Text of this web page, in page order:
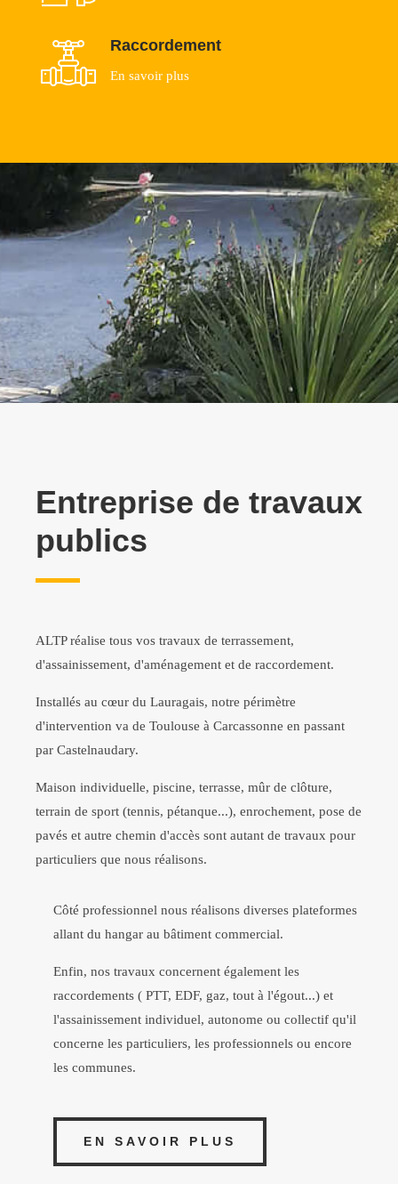
Raccordement
En savoir plus
Entreprise de travaux
publics
ALTP réalise tous vos travaux de terrassement,
d'assainissement, d'aménagement et de raccordement.
Installés au cœur du Lauragais, notre périmètre
d'intervention va de Toulouse à Carcassonne en passant
par Castelnaudary.
Maison individuelle, piscine, terrasse, mûr de clôture,
terrain de sport (tennis, pétanque...), enrochement, pose de
pavés et autre chemin d'accès sont autant de travaux pour
particuliers que nous réalisons.
Côté professionnel nous réalisons diverses plateformes
allant du hangar au bâtiment commercial.
Enfin, nos travaux concernent également les
raccordements ( PTT, EDF, gaz, tout à l'égout...) et
l'assainissement individuel, autonome ou collectif qu'il
concerne les particuliers, les professionnels ou encore
les communes.
EN SAVOIR PLUS